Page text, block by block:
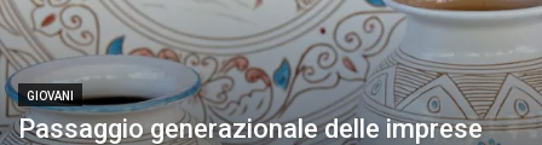
GIOVANI
Passaggio generazionale delle imprese